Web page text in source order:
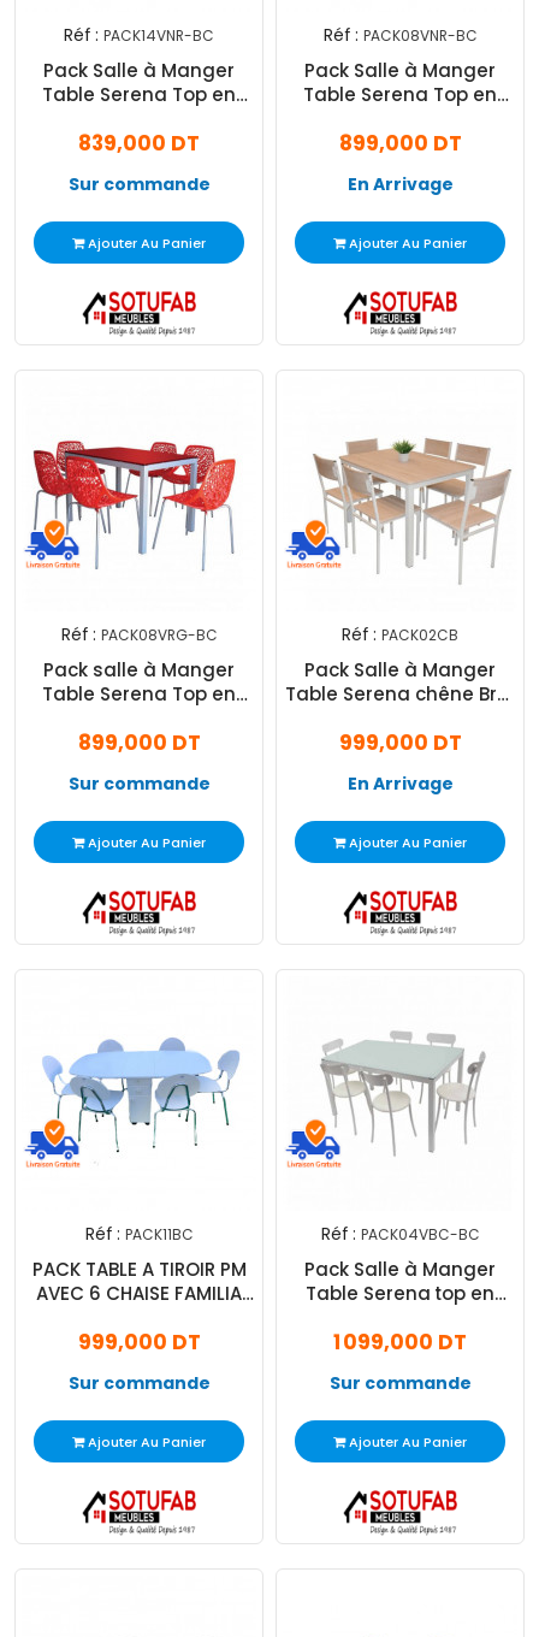
Réf : PACK14VNR-BC
Pack Salle à Manger
Table Serena Top en
Prince
839,000 DT
Sur commande
Ajouter Au Panier
Réf : PACK08VNR-BC
Pack Salle à Manger
Table Serena Top en
Chaises
899,000 DT
En Arrivage
Ajouter Au Panier
Réf : PACK08VRG-BC
Pack salle à Manger
Table Serena Top en
Chaises
899,000 DT
Sur commande
Ajouter Au Panier
Réf : PACK02CB
Pack Salle à Manger
Table Serena chêne Brut
Chaises Serena
999,000 DT
En Arrivage
Ajouter Au Panier
Réf : PACK11BC
PACK TABLE A TIROIR PM
AVEC 6 CHAISE FAMILIA
999,000 DT
Sur commande
Ajouter Au Panier
Réf : PACK04VBC-BC
Pack Salle à Manger
Table Serena top en
Spot
1 099,000 DT
Sur commande
Ajouter Au Panier